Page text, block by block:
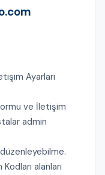
Ayarları
ve İletişim
admin
alanları